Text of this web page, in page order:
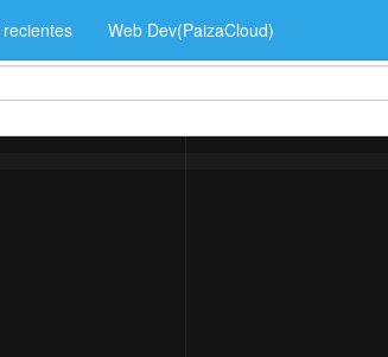
Web Dev(PaizaCloud)